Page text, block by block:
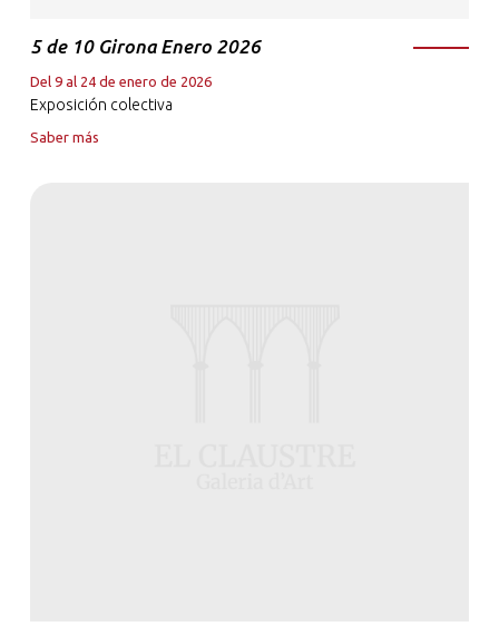
5 de 10 Girona Enero 2026
Del 9 al 24 de enero de 2026
Exposición colectiva
Saber más